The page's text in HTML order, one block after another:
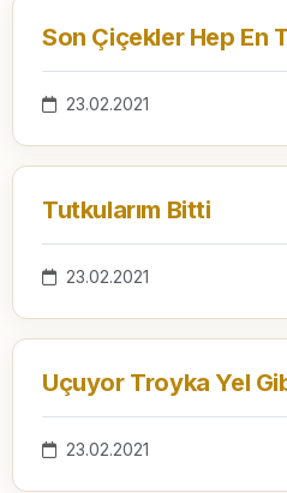
Son Çiçekler Hep En
23.02.2021
Tutkularım Bitti
23.02.2021
Uçuyor Troyka Yel
23.02.2021